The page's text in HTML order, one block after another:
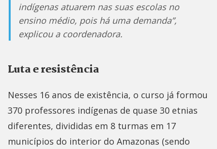
indígenas atuarem nas suas escolas no
ensino médio, pois há uma demanda”,
explicou a coordenadora.
Luta e resistência
Nesses 16 anos de existência, o curso já formou
370 professores indígenas de quase 30 etnias
diferentes, divididas em 8 turmas em 17
municípios do interior do Amazonas (sendo